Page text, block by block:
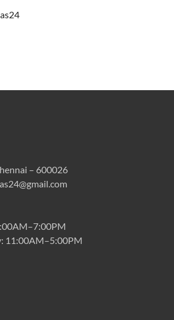
– 600026
11:00AM–5:00PM